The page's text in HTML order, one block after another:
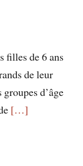
filles de 6 ans
de leur
d’âge
[…]